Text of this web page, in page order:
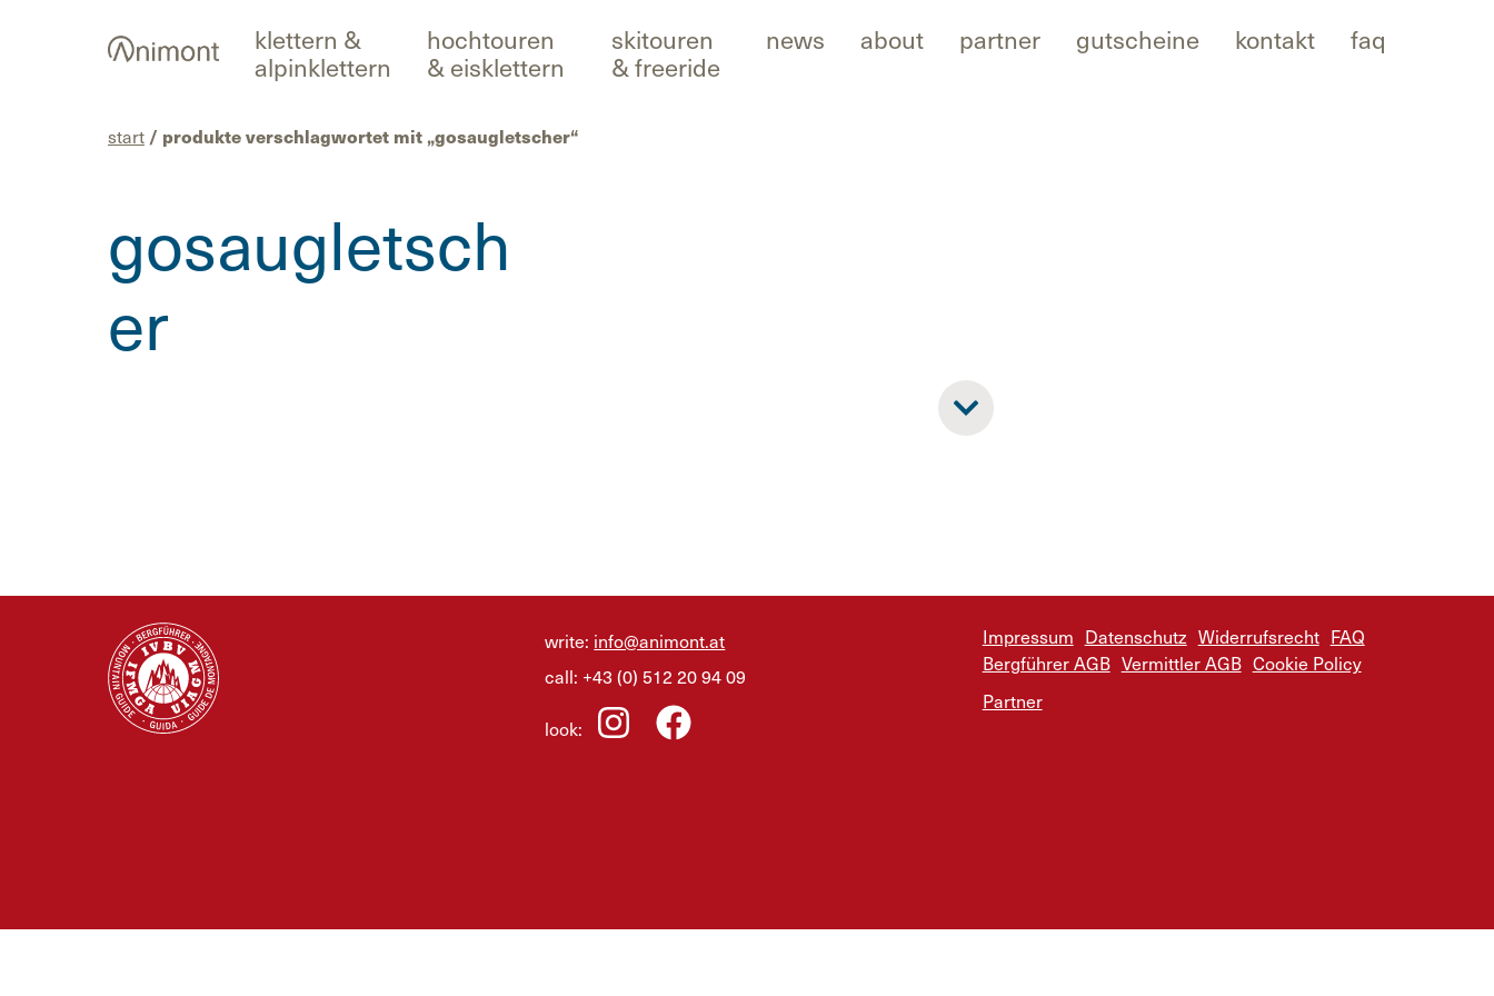
klettern &
alpinklettern
hochtouren
& eisklettern
skitouren
& freeride
news about partner gutscheine kontakt faq
start / produkte verschlagwortet mit „gosaugletscher“
gosaugletsch
er
write: info@animont.at
call: +43 (0) 512 20 94 09
look:
Impressum Datenschutz Widerrufsrecht FAQ
Bergführer AGB Vermittler AGB Cookie Policy
Partner